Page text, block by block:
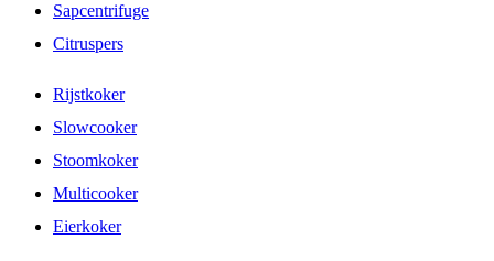
Sapcentrifuge
Citruspers
Rijstkoker
Slowcooker
Stoomkoker
Multicooker
Eierkoker